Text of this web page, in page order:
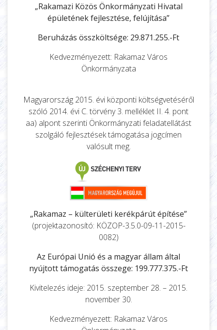
„Rakamazi Közös Önkormányzati Hivatal
épületének fejlesztése, felújítása”
Beruházás összköltsége: 29.871.255.-Ft
Kedvezményezett: Rakamaz Város
Önkormányzata
Magyarország 2015. évi központi költségvetéséről
szóló 2014. évi C. törvény 3. melléklet II. 4. pont
aa) alpont szerinti Önkormányzati feladatellátást
szolgáló fejlesztések támogatása jogcímen
valósult meg.
„Rakamaz – külterületi kerékpárút építése”
(projektazonosító: KÖZOP-3.5.0-09-11-2015-
0082)
Az Európai Unió és a magyar állam által
nyújtott támogatás összege: 199.777.375.-Ft
Kivitelezés ideje: 2015. szeptember 28. – 2015.
november 30.
Kedvezményezett: Rakamaz Város